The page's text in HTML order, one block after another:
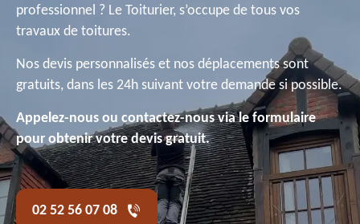
professionnel ? Le Toiturier, s’occupe de tous vos
travaux de toitures.
Nos devis personnalisés et nos déplacements sont
gratuits, dans les 24h suivant votre demande si possible.
Appelez-nous ou contactez-nous via le formulaire
pour obtenir votre devis gratuit.
02 52 56 07 08